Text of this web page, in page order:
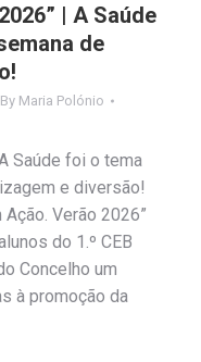
| A Saúde
de
By Maria Polónio
Saúde foi o tema
e diversão!
Verão 2026”
do 1.º CEB
Concelho um
à promoção da